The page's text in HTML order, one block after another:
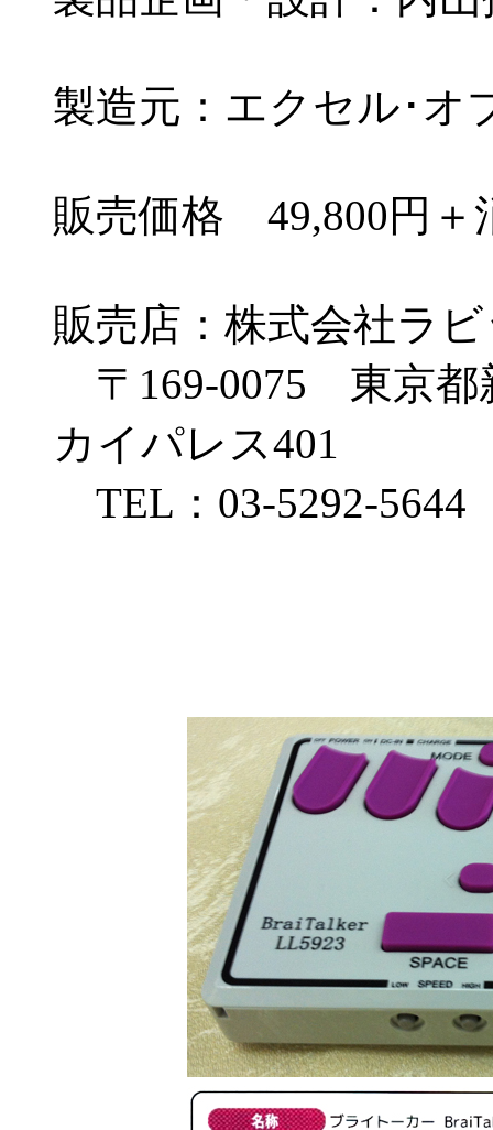
製造元：エクセル･オ
販売価格 49,800円＋
販売店：株式会社ラ
〒169-0075 東京都
カイパレス401
TEL：03-5292-5644